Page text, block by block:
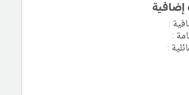
:
:
: